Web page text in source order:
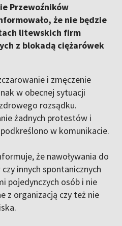
Przewoźników
że nie będzie
litewskich firm
z blokadą ciężarówek
i zmęczenie
w obecnej sytuacji
rozsądku.
żadnych protestów i
w komunikacie.
że nawoływania do
innych spontanicznych
pojedynczych osób i nie
z organizacją czy też nie